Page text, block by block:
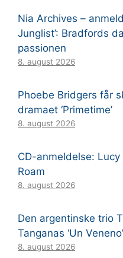
Nia Archives –
Junglist’: Bradfords
passionen
8. august 2026
Phoebe Bridgers får
dramaet ‘Primetime’
8. august 2026
CD-anmeldelse:
Roam
8. august 2026
Den argentinske trio
Tanganas ‘Un Veneno’
8. august 2026